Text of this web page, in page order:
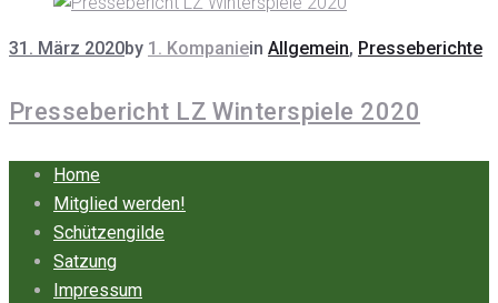
31. März 2020by 1. Kompaniein Allgemein, Presseberichte
Pressebericht LZ Winterspiele 2020
Home
Mitglied werden!
Schützengilde
Satzung
Impressum